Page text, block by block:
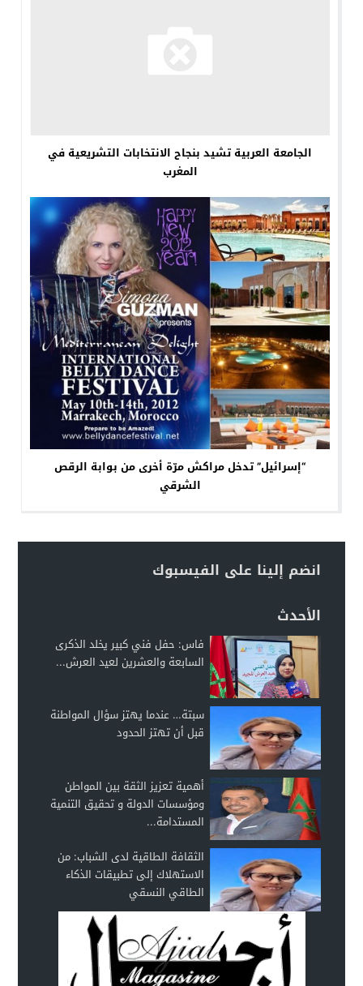
الجامعة العربية تشيد بنجاح الانتخابات التشريعية في
المغرب
“إسرائيل” تدخل مراكش مرّة أخرى من بوابة الرقص
الشرقي
انضم إلينا على الفيسبوك
الأحدث
فاس: حفل فني كبير يخلد الذكرى
السابعة والعشرين لعيد العرش...
سبتة… عندما يهتز سؤال المواطنة
قبل أن تهتز الحدود
أهمية تعزيز الثقة بين المواطن
ومؤسسات الدولة و تحقيق التنمية
المستدامة...
الثقافة الطاقية لدى الشباب: من
الاستهلاك إلى تطبيقات الذكاء
الطاقي النسقي